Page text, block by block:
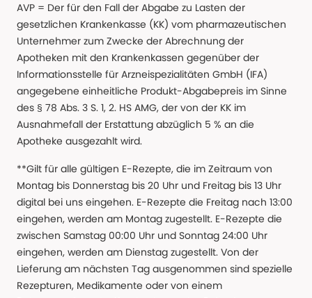
AVP = Der für den Fall der Abgabe zu Lasten der
gesetzlichen Krankenkasse (KK) vom pharmazeutischen
Unternehmer zum Zwecke der Abrechnung der
Apotheken mit den Krankenkassen gegenüber der
Informationsstelle für Arzneispezialitäten GmbH (IFA)
angegebene einheitliche Produkt-Abgabepreis im Sinne
des § 78 Abs. 3 S. 1, 2. HS AMG, der von der KK im
Ausnahmefall der Erstattung abzüglich 5 % an die
Apotheke ausgezahlt wird.
**Gilt für alle gültigen E-Rezepte, die im Zeitraum von
Montag bis Donnerstag bis 20 Uhr und Freitag bis 13 Uhr
digital bei uns eingehen. E-Rezepte die Freitag nach 13:00
eingehen, werden am Montag zugestellt. E-Rezepte die
zwischen Samstag 00:00 Uhr und Sonntag 24:00 Uhr
eingehen, werden am Dienstag zugestellt. Von der
Lieferung am nächsten Tag ausgenommen sind spezielle
Rezepturen, Medikamente oder von einem